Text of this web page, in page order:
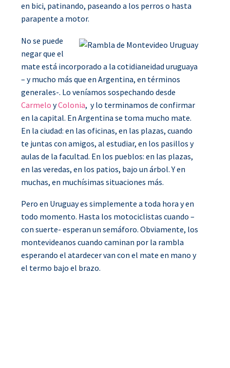
en bici, patinando, paseando a los perros o hasta
parapente a motor.
No se puede
negar que el
mate está incorporado a la cotidianeidad uruguaya
– y mucho más que en Argentina, en términos
generales-. Lo veníamos sospechando desde
CarmeloyColonia, y lo terminamos de confirmar
en la capital. En Argentina se toma mucho mate.
En la ciudad: en las oficinas, en las plazas, cuando
te juntas con amigos, al estudiar, en los pasillos y
aulas de la facultad. En los pueblos: en las plazas,
en las veredas, en los patios, bajo un árbol. Y en
muchas, en muchísimas situaciones más.
Pero en Uruguay es simplemente a toda hora y en
todo momento. Hasta los motociclistas cuando –
con suerte- esperan un semáforo. Obviamente, los
montevideanos cuando caminan por la rambla
esperando el atardecer van con el mate en mano y
el termo bajo el brazo.